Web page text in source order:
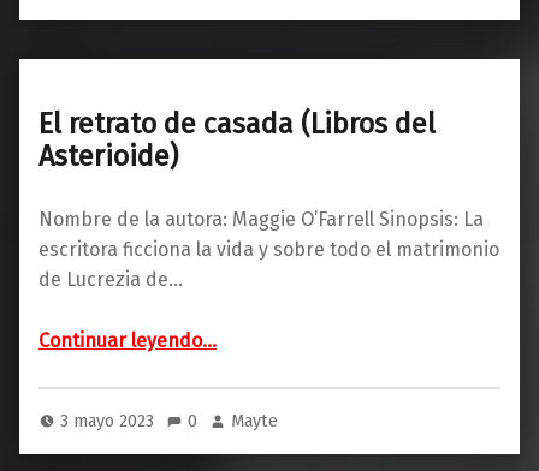
El retrato de casada (Libros del
Asterioide)
Nombre de la autora: Maggie O’Farrell Sinopsis: La
escritora ficciona la vida y sobre todo el matrimonio
de Lucrezia de…
Continuar leyendo“El retrato de casada (Libros del Asterioide)”
…
3 mayo 2023 0 Mayte